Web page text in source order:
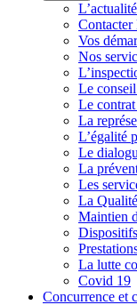
L’actualité
Contacter
Vos
Nos
Le
Le
La
L’égalité
Le
La
Les
La
Maintien
La lutte
Covid 19
Concurrence et